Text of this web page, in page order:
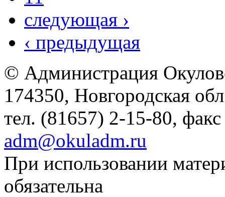
следующая ›
‹ предыдущая
© Администрация
174350, Новгородская
тел. (81657) 2-15-80,
adm@okuladm.ru
При использовании
обязательна